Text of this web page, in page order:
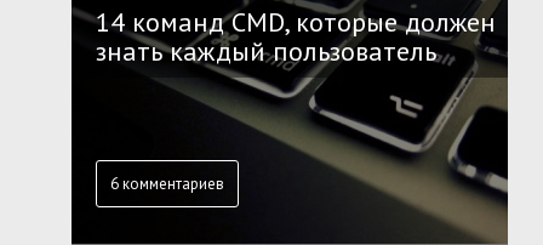
14 команд CMD, которые должен
знать каждый пользователь
6 комментариев